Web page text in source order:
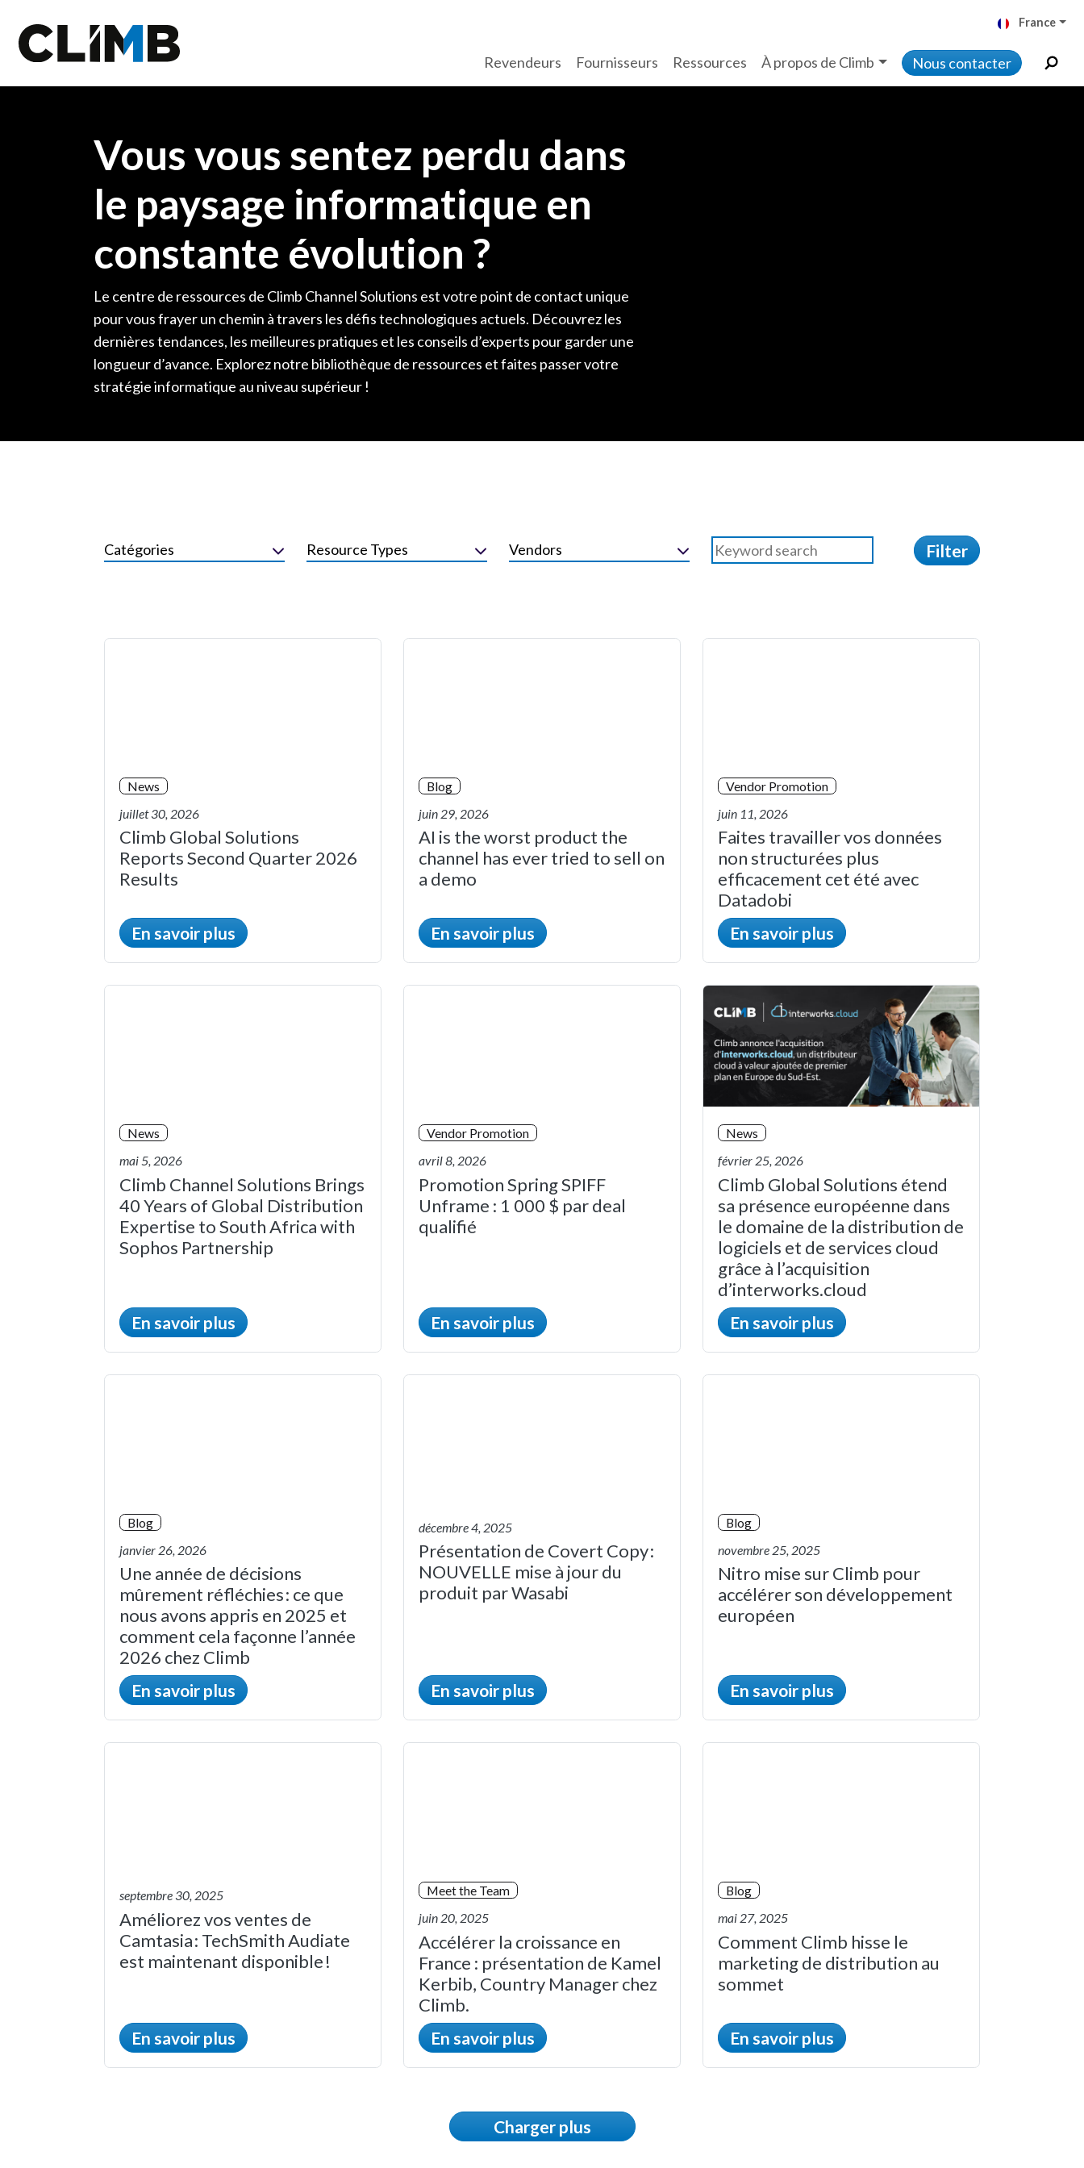
France
Revendeurs Fournisseurs Ressources À propos de Climb Nous contacter
Vous vous sentez perdu dans
le paysage informatique en
constante évolution ?
Le centre de ressources de Climb Channel Solutions est votre point de contact unique
pour vous frayer un chemin à travers les défis technologiques actuels. Découvrez les
dernières tendances, les meilleures pratiques et les conseils d’experts pour garder une
longueur d’avance. Explorez notre bibliothèque de ressources et faites passer votre
stratégie informatique au niveau supérieur !
Catégories Resource Types Vendors Filter
News
juillet 30, 2026
Climb Global Solutions
Reports Second Quarter 2026
Results
En savoir plus
Blog
juin 29, 2026
AI is the worst product the
channel has ever tried to sell on
a demo
En savoir plus
Vendor Promotion
juin 11, 2026
Faites travailler vos données
non structurées plus
efficacement cet été avec
Datadobi
En savoir plus
News
mai 5, 2026
Climb Channel Solutions Brings
40 Years of Global Distribution
Expertise to South Africa with
Sophos Partnership
En savoir plus
Vendor Promotion
avril 8, 2026
Promotion Spring SPIFF
Unframe : 1 000 $ par deal
qualifié
En savoir plus
News
février 25, 2026
Climb Global Solutions étend
sa présence européenne dans
le domaine de la distribution de
logiciels et de services cloud
grâce à l’acquisition
d’interworks.cloud
En savoir plus
Blog
janvier 26, 2026
Une année de décisions
mûrement réfléchies : ce que
nous avons appris en 2025 et
comment cela façonne l’année
2026 chez Climb
En savoir plus
décembre 4, 2025
Présentation de Covert Copy :
NOUVELLE mise à jour du
produit par Wasabi
En savoir plus
Blog
novembre 25, 2025
Nitro mise sur Climb pour
accélérer son développement
européen
En savoir plus
septembre 30, 2025
Améliorez vos ventes de
Camtasia : TechSmith Audiate
est maintenant disponible !
En savoir plus
Meet the Team
juin 20, 2025
Accélérer la croissance en
France : présentation de Kamel
Kerbib, Country Manager chez
Climb.
En savoir plus
Blog
mai 27, 2025
Comment Climb hisse le
marketing de distribution au
sommet
En savoir plus
Charger plus